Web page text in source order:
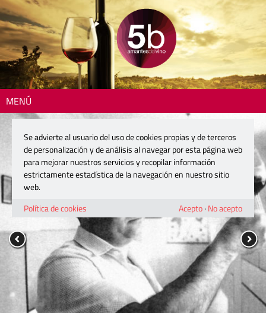
MENÚ
Se advierte al usuario del uso de cookies propias y de terceros
de personalización y de análisis al navegar por esta página web
para mejorar nuestros servicios y recopilar información
estrictamente estadística de la navegación en nuestro sitio
web.
Política de cookies
Acepto· No acepto